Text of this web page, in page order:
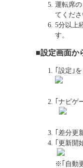
運転席
てくだ
5分以上
す。
■設定画面か
｢設定｣
｢ナビゲ
｢差分更
｢更新開
※｢自動